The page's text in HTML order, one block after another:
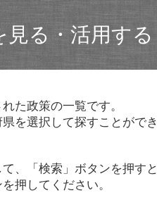
見る・活用する
た政策の一覧です。
を選択して探すことができ
、「検索」ボタンを押すと
押してください。